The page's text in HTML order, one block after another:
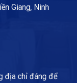
Giang, Ninh
địa chỉ đáng để